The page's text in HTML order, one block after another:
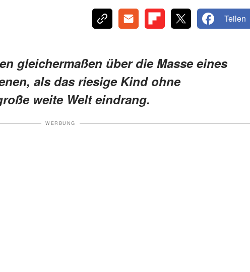
Teilen
gleichermaßen über die Masse eines
als das riesige Kind ohne
weite Welt eindrang.
WERBUNG